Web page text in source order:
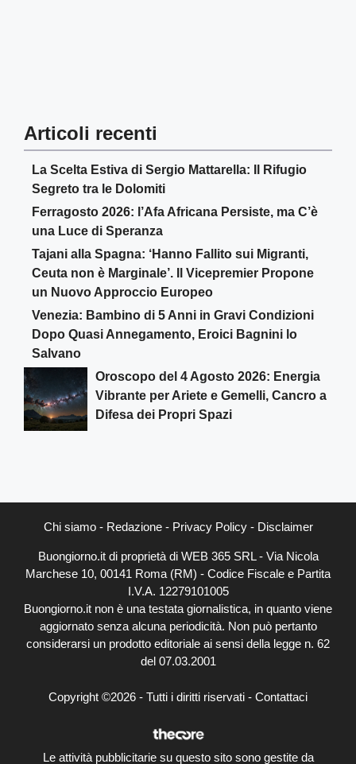
Articoli recenti
La Scelta Estiva di Sergio Mattarella: Il Rifugio
Segreto tra le Dolomiti
Ferragosto 2026: l’Afa Africana Persiste, ma C’è
una Luce di Speranza
Tajani alla Spagna: ‘Hanno Fallito sui Migranti,
Ceuta non è Marginale’. Il Vicepremier Propone
un Nuovo Approccio Europeo
Venezia: Bambino di 5 Anni in Gravi Condizioni
Dopo Quasi Annegamento, Eroici Bagnini lo
Salvano
Oroscopo del 4 Agosto 2026: Energia
Vibrante per Ariete e Gemelli, Cancro a
Difesa dei Propri Spazi
Chi siamo- Redazione- Privacy Policy- Disclaimer
Buongiorno.it di proprietà di WEB 365 SRL - Via Nicola
Marchese 10, 00141 Roma (RM) - Codice Fiscale e Partita
I.V.A. 12279101005
Buongiorno.it non è una testata giornalistica, in quanto viene
aggiornato senza alcuna periodicità. Non può pertanto
considerarsi un prodotto editoriale ai sensi della legge n. 62
del 07.03.2001
Copyright ©2026 - Tutti i diritti riservati - Contattaci
Le attività pubblicitarie su questo sito sono gestite da